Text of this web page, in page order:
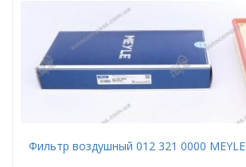
Фильтр воздушный 012 321 0000 MEYLE